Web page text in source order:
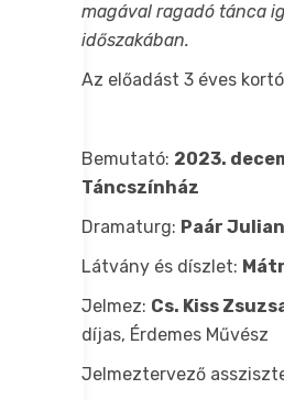
magával ragadó tánca
időszakában.
Az előadást 3 éves
Bemutató: 2023.
Táncszínház
Dramaturg: Paár
Látvány és díszlet:
Jelmez: Cs. Kiss
díjas, Érdemes Művész
Jelmeztervező